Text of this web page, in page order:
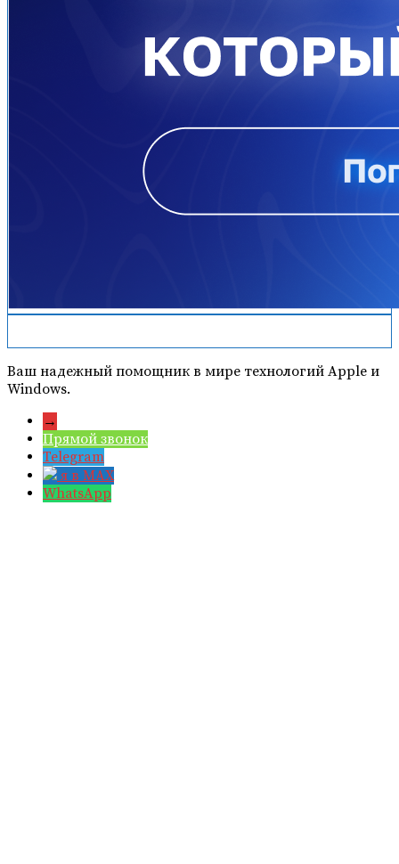
Ваш надежный помощник в мире технологий Apple и
Windows.
→
Прямой звонок
Telegram
я в MAX
WhatsApp